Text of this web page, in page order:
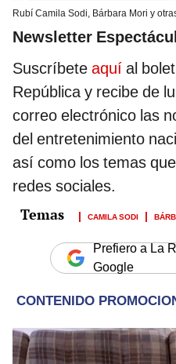
Rubí Camila Sodi, Bárbara Mori y
Newsletter
Suscríbete aquí al
República y recibe de
correo electrónico las
del entretenimiento
así como los temas
redes sociales.
CAMILA SODI
Prefiero a La
Google